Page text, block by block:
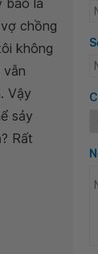
báo là
chồng
không
vẫn
Vậy
sảy
Rất